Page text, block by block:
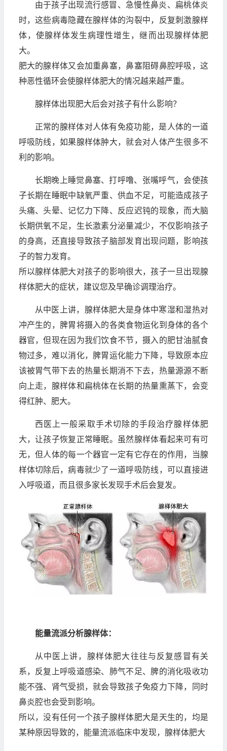
由于孩子出现流行感冒、急慢性鼻炎、扁桃体炎
时，这些病毒隐藏在腺样体的沟裂中，反复刺激腺样
体，使腺样体发生病理性增生，继而出现腺样体肥
大。
肥大的腺样体又会加重鼻塞，鼻塞阻碍鼻腔呼吸，这
种恶性循环会使腺样体肥大的情况越来越严重。
腺样体出现肥大后会对孩子有什么影响？
正常的腺样体对人体有免疫功能，是人体的一道
呼吸防线，如果腺样体肿大，就会对人体产生很多不
利的影响。
长期晚上睡觉鼻塞、打呼噜、张嘴呼气，会使孩
子长期在睡眠中缺氧严重、供血不足，可能造成孩子
头痛、头晕、记忆力下降、反应迟钝的现象，而大脑
长期供氧不足，生长激素分泌量减少，不仅影响孩子
的身高，还直接导致孩子脑部发育出现问题，影响孩
子的智力发育。
所以腺样体肥大对孩子的影响很大，孩子一旦出现腺
样体肥大的症状，建议您及早确诊调理治疗。
从中医上讲，腺样体肥大是身体中寒湿和湿热对
冲产生的，脾胃将摄入的各类食物运化到身体的各个
器官，但现在因为我们饮食不节，摄入的肥甘油腻食
物过多，难以消化，脾胃运化能力下降，导致原本应
该被胃气带下去的热量长期消不下去，热量源源不断
向上走，腺样体和扁桃体在长期的热量熏蒸下，会变
得红肿、肥大。
西医上一般采取手术切除的手段治疗腺样体肥
大，让孩子恢复正常睡眠。虽然腺样体看起来可有可
无，但人体的每一个器官一定有它存在的作用，当腺
样体切除后，病毒就少了一道呼吸防线，可以直接进
入呼吸道，而且很多家长发现手术后会复发。
能量流派分析腺样体：
从中医上讲，腺样体肥大往往与反复感冒有关
系，反复上呼吸道感染、肺气不足、脾的消化吸收功
能不强、肾气受损，就会导致孩子免疫力下降，同时
鼻炎腔也会受到影响。
所以，没有任何一个孩子腺样体肥大是天生的，均是
某种原因导致的，能量流派临床中发现，腺样体肥大